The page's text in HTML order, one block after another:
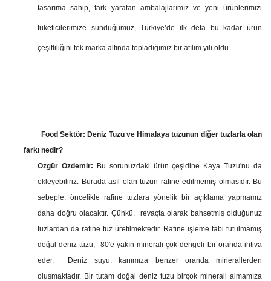
tasarıma sahip, fark yaratan ambalajlarımız ve yeni ürünlerimizi
tüketicilerimize sunduğumuz, Türkiye’de ilk defa bu kadar ürün
çeşitliliğini tek marka altında topladığımız bir atılım yılı oldu.
Food Sektör: Deniz Tuzu ve Himalaya tuzunun diğer tuzlarla olan
farkı nedir?
Özgür Özdemir: Bu sorunuzdaki ürün çeşidine Kaya Tuzu'nu da
ekleyebiliriz. Burada asıl olan tuzun rafine edilmemiş olmasıdır. Bu
sebeple, öncelikle rafine tuzlara yönelik bir açıklama yapmamız
daha doğru olacaktır. Çünkü, revaçta olarak bahsetmiş olduğunuz
tuzlardan da rafine tuz üretilmektedir. Rafine işleme tabi tutulmamış
doğal deniz tuzu, 80'e yakın minerali çok dengeli bir oranda ihtiva
eder. Deniz suyu, kanımıza benzer oranda minerallerden
oluşmaktadır. Bir tutam doğal deniz tuzu birçok minerali almamıza